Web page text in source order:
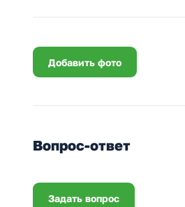
Добавить фото
Вопрос-ответ
Задать вопрос